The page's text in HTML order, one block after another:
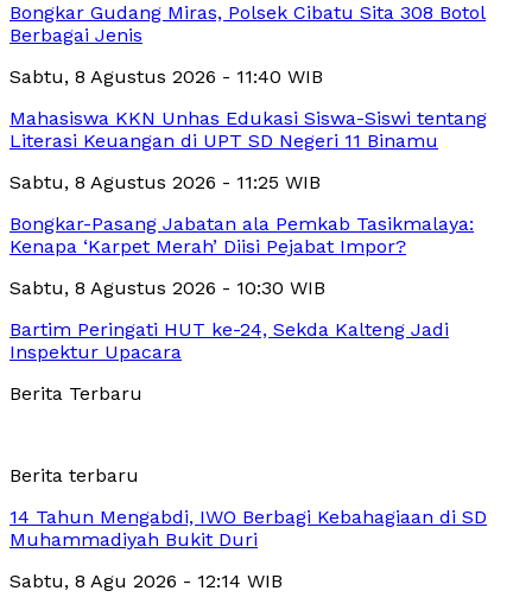
Bongkar Gudang Miras, Polsek Cibatu Sita 308 Botol
Berbagai Jenis
Sabtu, 8 Agustus 2026 - 11:40 WIB
Mahasiswa KKN Unhas Edukasi Siswa-Siswi tentang
Literasi Keuangan di UPT SD Negeri 11 Binamu
Sabtu, 8 Agustus 2026 - 11:25 WIB
Bongkar-Pasang Jabatan ala Pemkab Tasikmalaya:
Kenapa ‘Karpet Merah’ Diisi Pejabat Impor?
Sabtu, 8 Agustus 2026 - 10:30 WIB
Bartim Peringati HUT ke-24, Sekda Kalteng Jadi
Inspektur Upacara
Berita Terbaru
Berita terbaru
14 Tahun Mengabdi, IWO Berbagi Kebahagiaan di SD
Muhammadiyah Bukit Duri
Sabtu, 8 Agu 2026 - 12:14 WIB